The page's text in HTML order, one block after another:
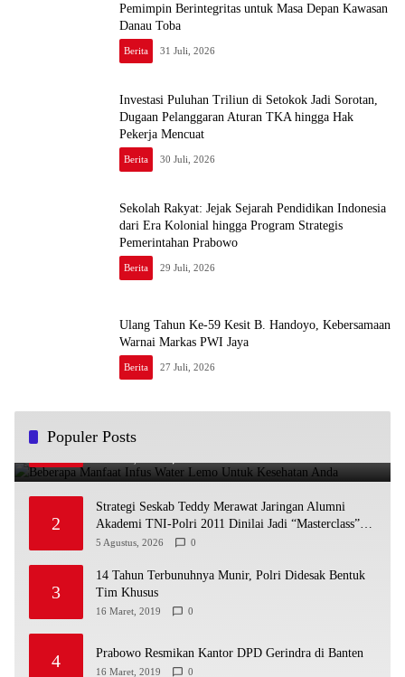
Pemimpin Berintegritas untuk Masa Depan Kawasan
Danau Toba
Berita 31 Juli, 2026
Investasi Puluhan Triliun di Setokok Jadi Sorotan,
Dugaan Pelanggaran Aturan TKA hingga Hak
Pekerja Mencuat
Berita 30 Juli, 2026
Sekolah Rakyat: Jejak Sejarah Pendidikan Indonesia
dari Era Kolonial hingga Program Strategis
Pemerintahan Prabowo
Berita 29 Juli, 2026
Ulang Tahun Ke-59 Kesit B. Handoyo, Kebersamaan
Warnai Markas PWI Jaya
Berita 27 Juli, 2026
Populer Posts
1
Anda
2
Strategi Seskab Teddy Merawat Jaringan Alumni
Akademi TNI-Polri 2011 Dinilai Jadi “Masterclass”
Membangun Loyalitas
5 Agustus, 2026 0
3
14 Tahun Terbunuhnya Munir, Polri Didesak Bentuk
Tim Khusus
16 Maret, 2019 0
4 Prabowo Resmikan Kantor DPD Gerindra di Banten
16 Maret, 2019 0